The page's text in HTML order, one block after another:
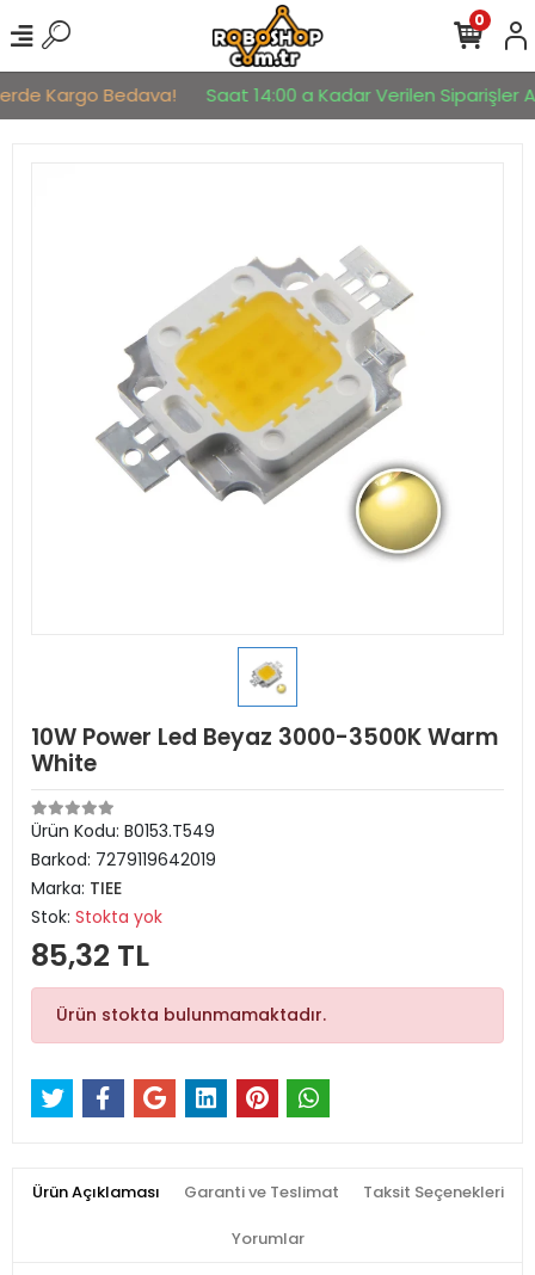
Kargo Bedava! Saat 14:00 a Kadar Verilen Siparişler
0
10W Power Led Beyaz 3000-3500K Warm
White
Ürün Kodu: B0153.T549
Barkod: 7279119642019
Marka: TIEE
Stok: Stokta yok
85,32 TL
Ürün stokta bulunmamaktadır.
Ürün Açıklaması Garanti ve Teslimat Taksit Seçenekleri
Yorumlar